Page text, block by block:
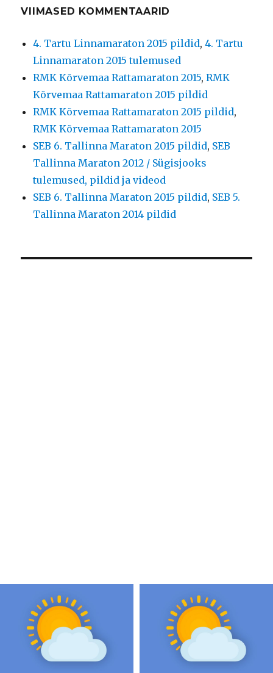
VIIMASED KOMMENTAARID
4. Tartu Linnamaraton 2015 pildid,4. Tartu
Linnamaraton 2015 tulemused
RMK Kõrvemaa Rattamaraton 2015,RMK
Kõrvemaa Rattamaraton 2015 pildid
RMK Kõrvemaa Rattamaraton 2015 pildid,
RMK Kõrvemaa Rattamaraton 2015
SEB 6. Tallinna Maraton 2015 pildid, SEB
Tallinna Maraton 2012 / Sügisjooks
tulemused, pildid ja videod
SEB 6. Tallinna Maraton 2015 pildid, SEB 5.
Tallinna Maraton 2014 pildid